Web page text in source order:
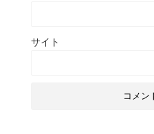
サイト